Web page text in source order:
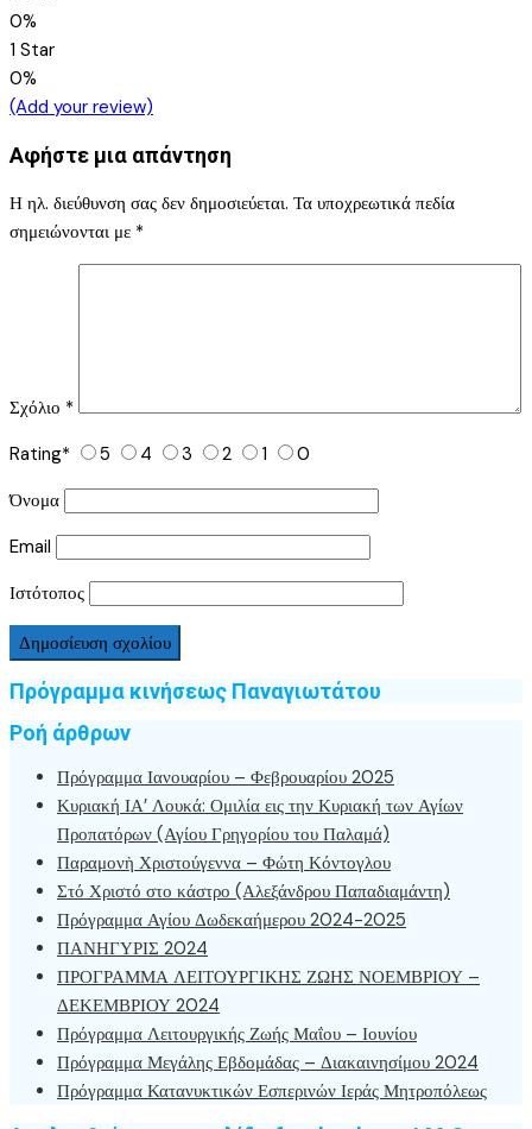
0%
1 Star
0%
(Add your review)
Αφήστε μια απάντηση
Η ηλ. διεύθυνση σας δεν δημοσιεύεται. Τα υποχρεωτικά πεδία
σημειώνονται με *
Σχόλιο *
Rating* 5 4 3 2 1
0
Όνομα
Email
Ιστότοπος
Πρόγραμμα κινήσεως Παναγιωτάτου
Ροή άρθρων
Πρόγραμμα Ιανουαρίου – Φεβρουαρίου 2025
Κυριακή ΙΑ’ Λουκά: Ομιλία εις την Κυριακή των Αγίων
Προπατόρων (Αγίου Γρηγορίου του Παλαμά)
Παραμονὴ Χριστούγεννα – Φώτη Κόντογλου
Στό Χριστό στο κάστρο (Αλεξάνδρου Παπαδιαμάντη)
Πρόγραμμα Αγίου Δωδεκαήμερου 2024-2025
ΠΑΝΗΓΥΡΙΣ 2024
ΠΡΟΓΡΑΜΜΑ ΛΕΙΤΟΥΡΓΙΚΗΣ ΖΩΗΣ ΝΟΕΜΒΡΙΟΥ –
ΔΕΚΕΜΒΡΙΟΥ 2024
Πρόγραμμα Λειτουργικής Ζωής Μαΐου – Ιουνίου
Πρόγραμμα Μεγάλης Εβδομάδας – Διακαινησίμου 2024
Πρόγραμμα Κατανυκτικών Εσπερινών Ιεράς Μητροπόλεως